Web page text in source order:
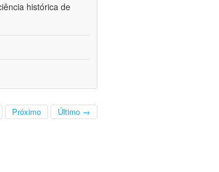
histórica de
Próximo Último →